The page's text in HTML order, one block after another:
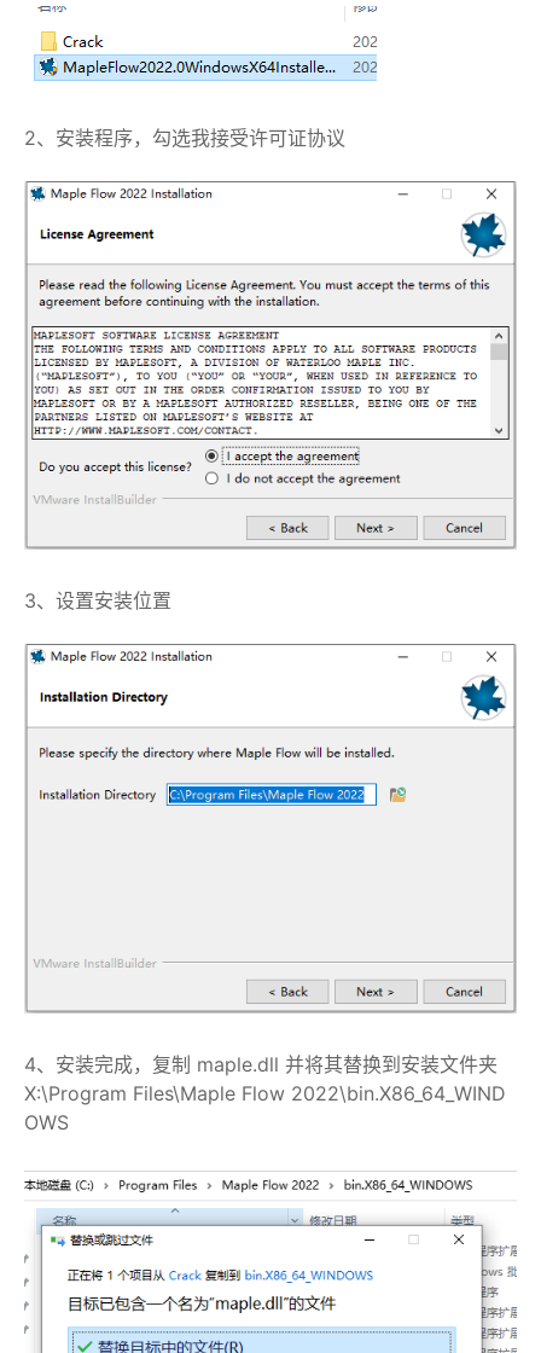
2、安装程序，勾选我接受许可证协议
3、设置安装位置
4、安装完成，复制 maple.dll 并将其替换到安装文件夹
X:\Program Files\Maple Flow 2022\bin.X86_64_WIND
OWS